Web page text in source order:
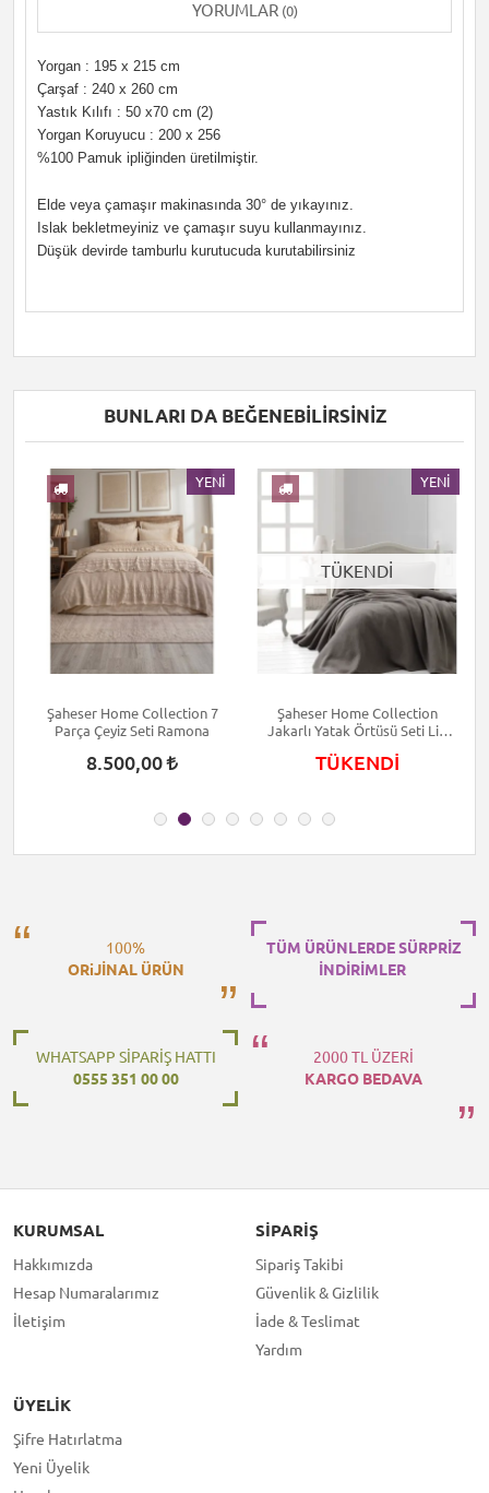
YORUMLAR (0)
Yorgan : 195 x 215 cm
Çarşaf : 240 x 260 cm
Yastık Kılıfı : 50 x70 cm (2)
Yorgan Koruyucu : 200 x 256
%100 Pamuk ipliğinden üretilmiştir.
Elde veya çamaşır makinasında 30° de yıkayınız.
Islak bekletmeyiniz ve çamaşır suyu kullanmayınız.
Düşük devirde tamburlu kurutucuda kurutabilirsiniz
BUNLARI DA BEĞENEBILIRSINIZ
YENI
Şaheser Home Collection 7
Parça Çeyiz Seti Ramona
8.500,00
YENI
TÜKENDİ
Şaheser Home Collection
Jakarlı Yatak Örtüsü Seti Liv
TÜKENDİ
100%
ORiJİNAL ÜRÜN
TÜM ÜRÜNLERDE SÜRPRİZ
İNDİRİMLER
WHATSAPP SİPARİŞ HATTI
0555 351 00 00
2000 TL ÜZERİ
KARGO BEDAVA
KURUMSAL
Hakkımızda
Hesap Numaralarımız
İletişim
SIPARIŞ
Sipariş Takibi
Güvenlik & Gizlilik
İade & Teslimat
Yardım
ÜYELIK
Şifre Hatırlatma
Yeni Üyelik